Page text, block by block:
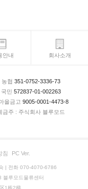
안내 회사소개
농협 351-0752-3336-73
국민 572837-01-002263
을금고 9005-0001-4473-8
금주 : 주식회사 블루모드
침 PC Ver.
| 전화 070-4070-6786
블루모드물류센터
1栋2梯